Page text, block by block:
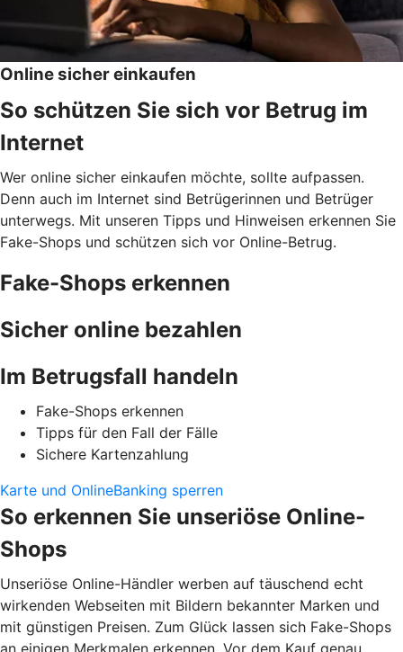
Online sicher einkaufen
So schützen Sie sich vor Betrug im
Internet
Wer online sicher einkaufen möchte, sollte aufpassen.
Denn auch im Internet sind Betrügerinnen und Betrüger
unterwegs. Mit unseren Tipps und Hinweisen erkennen Sie
Fake-Shops und schützen sich vor Online-Betrug.
Fake-Shops erkennen
Sicher online bezahlen
Im Betrugsfall handeln
Fake-Shops erkennen
Tipps für den Fall der Fälle
Sichere Kartenzahlung
Karte und OnlineBanking sperren
So erkennen Sie unseriöse Online-
Shops
Unseriöse Online-Händler werben auf täuschend echt
wirkenden Webseiten mit Bildern bekannter Marken und
mit günstigen Preisen. Zum Glück lassen sich Fake-Shops
an einigen Merkmalen erkennen. Vor dem Kauf genau